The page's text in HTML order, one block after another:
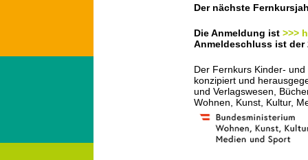
Der nächste
Die Anmeldung ist >>>
Anmeldeschluss ist der
Der Fernkurs Kinder-
konzipiert und
und Verlagswesen,
Wohnen, Kunst, Kultur,